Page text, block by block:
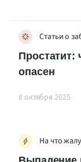
Статьи о
Простатит:
опасен
8 октября 2025
На что